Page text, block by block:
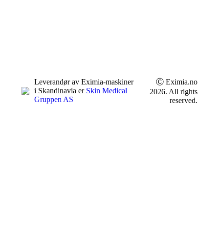
Leverandør av Eximia-maskiner
i Skandinavia er Skin Medical
Gruppen AS
Ⓒ Eximia.no
2026. All rights
reserved.